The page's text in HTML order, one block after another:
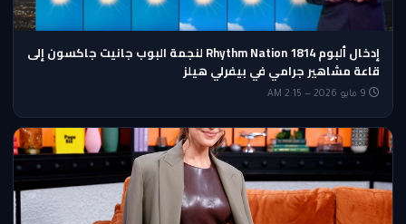
إدخال ألبوم Rhythm Nation 1814 لنجمة البوب جانيت جاكسون إلى
قاعة مشاهير جرامي في بيفرلي هيلز